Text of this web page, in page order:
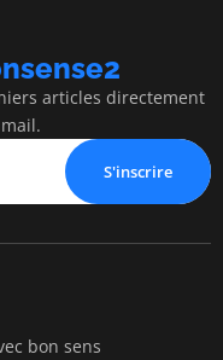
articles directement
S'inscrire
bon sens